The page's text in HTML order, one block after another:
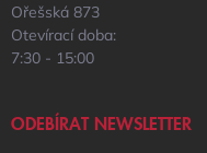
Ořešská 873
Otevírací doba:
7:30 - 15:00
ODEBÍRAT NEWSLETTER